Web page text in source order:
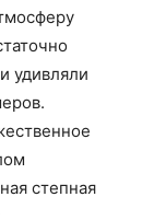
удивляли
степная